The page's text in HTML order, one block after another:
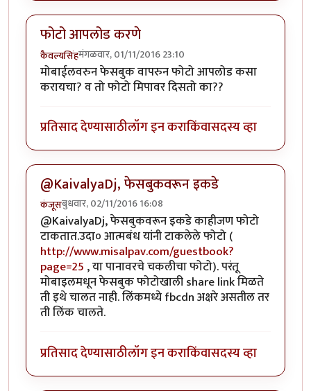
फोटो आपलोड करणे
कैवल्यसिंहमंगळवार, 01/11/2016 23:10
मोबाईलवरुन फेसबुक वापरुन फोटो आपलोड कसा
करायचा? व तो फोटो मिपावर दिसतो का??
प्रतिसाद देण्यासाठीलॉग इन कराकिंवासदस्य व्हा
@KaivalyaDj, फेसबुकवरून इकडे
कंजूसबुधवार, 02/11/2016 16:08
@KaivalyaDj, फेसबुकवरून इकडे काहीजण फोटो
टाकतात.उदा० आत्मबंध यांनी टाकलेले फोटो (
http://www.misalpav.com/guestbook?
page=25 , या पानावरचे चकलीचा फोटो). परंतू
मोबाइलमधून फेसबुक फोटोखाली share link मिळते
ती इथे चालत नाही. लिंकमध्ये fbcdn अक्षरे असतील तर
ती लिंक चालते.
प्रतिसाद देण्यासाठीलॉग इन कराकिंवासदस्य व्हा